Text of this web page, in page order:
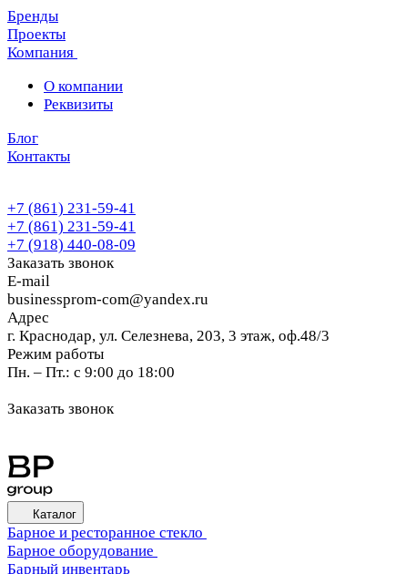
Бренды
Проекты
Компания
О компании
Реквизиты
Блог
Контакты
+7 (861) 231-59-41
+7 (861) 231-59-41
+7 (918) 440-08-09
Заказать звонок
E-mail
businessprom-com@yandex.ru
Адрес
г. Краснодар, ул. Селезнева, 203, 3 этаж, оф.48/3
Режим работы
Пн. – Пт.: с 9:00 до 18:00
Заказать звонок
Каталог
Барное и ресторанное стекло
Барное оборудование
Барный инвентарь